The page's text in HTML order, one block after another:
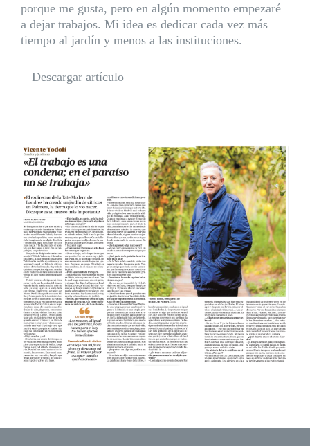
porque me gusta, pero en algún momento empezaré
a dejar trabajos. Mi idea es dedicar cada vez más
tiempo al jardín y menos a las instituciones.
Descargar artículo